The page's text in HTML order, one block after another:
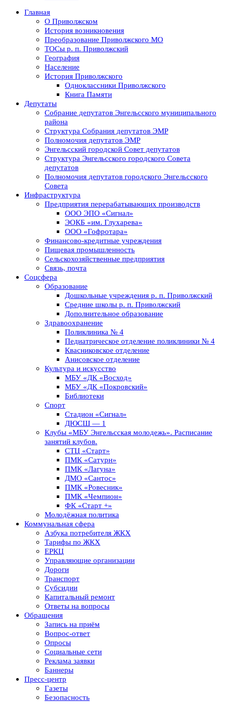
Главная
О Приволжском
История возникновения
Преобразование Приволжского МО
ТОСы р. п. Приволжский
География
Население
История Приволжского
Одноклассники Приволжского
Книга Памяти
Депутаты
Собрание депутатов Энгельсского муниципального
района
Структура Собрания депутатов ЭМР
Полномочия депутатов ЭМР
Энгельсский городской Совет депутатов
Структура Энгельсского городского Совета
депутатов
Полномочия депутатов городского Энгельсского
Совета
Инфраструктура
Предприятия перерабатывающих производств
ООО ЭПО «Сигнал»
ЭОКБ «им. Глухарева»
ООО «Гофротара»
Финансово-кредитные учреждения
Пищевая промышленность
Сельскохозяйственные предприятия
Связь, почта
Соцсфера
Образование
Дошкольные учреждения р. п. Приволжский
Средние школы р. п. Приволжский
Дополнительное образование
Здравоохранение
Поликлиника № 4
Педиатрическое отделение поликлиники № 4
Квасниковское отделение
Анисовское отделение
Культура и искусство
МБУ «ДК «Восход»
МБУ «ДК «Покровский»
Библиотеки
Спорт
Стадион «Сигнал»
ДЮСШ — 1
Клубы «МБУ Энгельсская молодежь». Расписание
занятий клубов.
СТЦ «Старт»
ПМК «Сатурн»
ПМК «Лагуна»
ДМО «Сантос»
ПМК «Ровесник»
ПМК «Чемпион»
ФК «Старт +»
Молодёжная политика
Коммунальная сфера
Азбука потребителя ЖКХ
Тарифы по ЖКХ
ЕРКЦ
Управляющие организации
Дороги
Транспорт
Субсидии
Капитальный ремонт
Ответы на вопросы
Обращения
Запись на приём
Вопрос-ответ
Опросы
Социальные сети
Реклама заявки
Баннеры
Пресс-центр
Газеты
Безопасность